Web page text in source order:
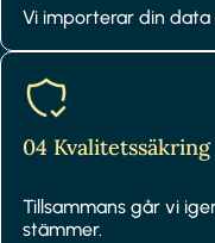
Vi importerar din data
04 Kvalitetssäkring
Tillsammans går vi
stämmer.